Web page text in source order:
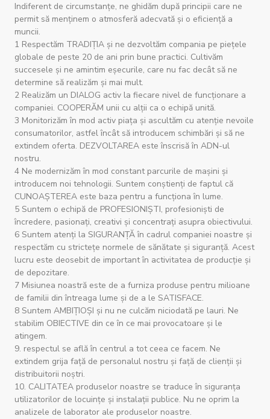
Indiferent de circumstanțe, ne ghidăm după principii care ne
permit să menținem o atmosferă adecvată și o eficiență a
muncii.
1 Respectăm TRADIȚIA și ne dezvoltăm compania pe piețele
globale de peste 20 de ani prin bune practici. Cultivăm
succesele și ne amintim eșecurile, care nu fac decât să ne
determine să realizăm și mai mult.
2 Realizăm un DIALOG activ la fiecare nivel de funcționare a
companiei. COOPERĂM unii cu alții ca o echipă unită.
3 Monitorizăm în mod activ piața și ascultăm cu atenție nevoile
consumatorilor, astfel încât să introducem schimbări și să ne
extindem oferta. DEZVOLTAREA este înscrisă în ADN-ul
nostru.
4 Ne modernizăm în mod constant parcurile de mașini și
introducem noi tehnologii. Suntem conștienți de faptul că
CUNOAȘTEREA este baza pentru a funcționa în lume.
5 Suntem o echipă de PROFESIONIȘTI, profesioniști de
încredere, pasionați, creativi și concentrați asupra obiectivului.
6 Suntem atenți la SIGURANȚĂ în cadrul companiei noastre și
respectăm cu strictețe normele de sănătate și siguranță. Acest
lucru este deosebit de important în activitatea de producție și
de depozitare.
7 Misiunea noastră este de a furniza produse pentru milioane
de familii din întreaga lume și de a le SATISFACE.
8 Suntem AMBIȚIOȘI și nu ne culcăm niciodată pe lauri. Ne
stabilim OBIECTIVE din ce în ce mai provocatoare și le
atingem.
9. respectul se află în centrul a tot ceea ce facem. Ne
extindem grija față de personalul nostru și față de clienții și
distribuitorii noștri.
10. CALITATEA produselor noastre se traduce în siguranța
utilizatorilor de locuințe și instalații publice. Nu ne oprim la
analizele de laborator ale produselor noastre.